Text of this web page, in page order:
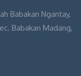
Babakan Ngantay,
Babakan Madang,